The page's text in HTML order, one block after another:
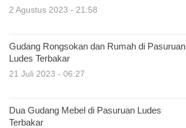
2 Agustus 2023 - 21:58
Gudang Rongsokan dan Rumah di Pasuruan
Ludes Terbakar
21 Juli 2023 - 06:27
Dua Gudang Mebel di Pasuruan Ludes
Terbakar